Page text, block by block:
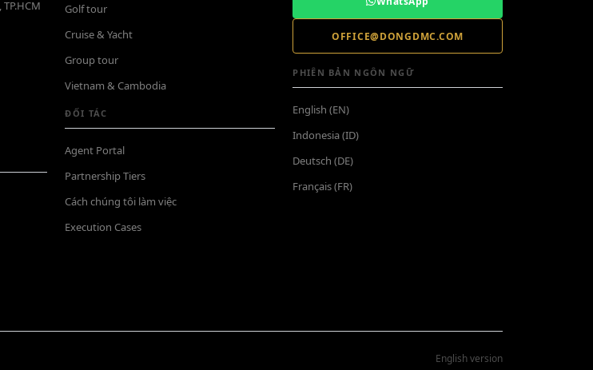
Golf tour
Cruise & Yacht
Group tour
Vietnam & Cambodia
ĐỐI TÁC
Agent Portal
Partnership Tiers
Cách chúng tôi làm việc
Execution Cases
OFFICE@DONGDMC.COM
PHIÊN BẢN NGÔN NGỮ
English (EN)
Indonesia (ID)
Deutsch (DE)
Français (FR)
English version